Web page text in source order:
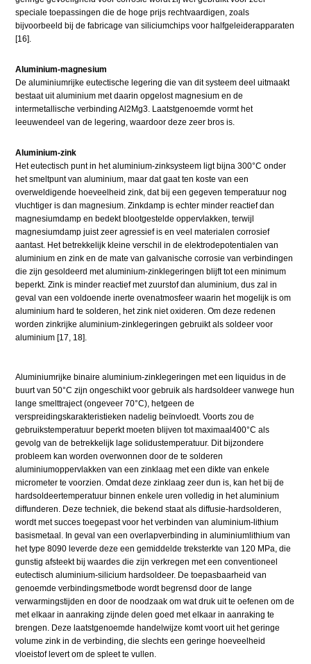
speciale toepassingen die de hoge prijs rechtvaardigen, zoals
bijvoorbeeld bij de fabricage van siliciumchips voor halfgeleiderapparaten
[16].
Aluminium-magnesium
De aluminiumrijke eutectische legering die van dit systeem deel uitmaakt
bestaat uit aluminium met daarin opgelost magnesium en de
intermetallische verbinding Al2Mg3. Laatstgenoemde vormt het
leeuwendeel van de legering, waardoor deze zeer bros is.
Aluminium-zink
Het eutectisch punt in het aluminium-zinksysteem ligt bijna 300°C onder
het smeltpunt van aluminium, maar dat gaat ten koste van een
overweldigende hoeveelheid zink, dat bij een gegeven temperatuur nog
vluchtiger is dan magnesium. Zinkdamp is echter minder reactief dan
magnesiumdamp en bedekt blootgestelde oppervlakken, terwijl
magnesiumdamp juist zeer agressief is en veel materialen corrosief
aantast. Het betrekkelijk kleine verschil in de elektrodepotentialen van
aluminium en zink en de mate van galvanische corrosie van verbindingen
die zijn gesoldeerd met aluminium-zinklegeringen blijft tot een minimum
beperkt. Zink is minder reactief met zuurstof dan aluminium, dus zal in
geval van een voldoende inerte ovenatmosfeer waarin het mogelijk is om
aluminium hard te solderen, het zink niet oxideren. Om deze redenen
worden zinkrijke aluminium-zinklegeringen gebruikt als soldeer voor
aluminium [17, 18].
Aluminiumrijke binaire aluminium-zinklegeringen met een liquidus in de
buurt van 50°C zijn ongeschikt voor gebruik als hardsoldeer vanwege hun
lange smelttraject (ongeveer 70°C), hetgeen de
verspreidingskarakteristieken nadelig beïnvloedt. Voorts zou de
gebruikstemperatuur beperkt moeten blijven tot maximaal400°C als
gevolg van de betrekkelijk lage solidustemperatuur. Dit bijzondere
probleem kan worden overwonnen door de te solderen
aluminiumoppervlakken van een zinklaag met een dikte van enkele
micrometer te voorzien. Omdat deze zinklaag zeer dun is, kan het bij de
hardsoldeertemperatuur binnen enkele uren volledig in het aluminium
diffunderen. Deze techniek, die bekend staat als diffusie-hardsolderen,
wordt met succes toegepast voor het verbinden van aluminium-lithium
basismetaal. In geval van een overlapverbinding in aluminiumlithium van
het type 8090 leverde deze een gemiddelde treksterkte van 120 MPa, die
gunstig afsteekt bij waardes die zijn verkregen met een conventioneel
eutectisch aluminium-silicium hardsoldeer. De toepasbaarheid van
genoemde verbindingsmetbode wordt begrensd door de lange
verwarmingstijden en door de noodzaak om wat druk uit te oefenen om de
met elkaar in aanraking zijnde delen goed met elkaar in aanraking te
brengen. Deze laatstgenoemde handelwijze komt voort uit het geringe
volume zink in de verbinding, die slechts een geringe hoeveelheid
vloeistof levert om de spleet te vullen.